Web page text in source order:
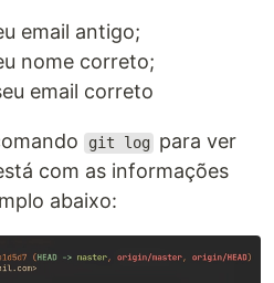
email antigo;
nome correto;
email correto
git log
para ver
com as informações
abaixo: